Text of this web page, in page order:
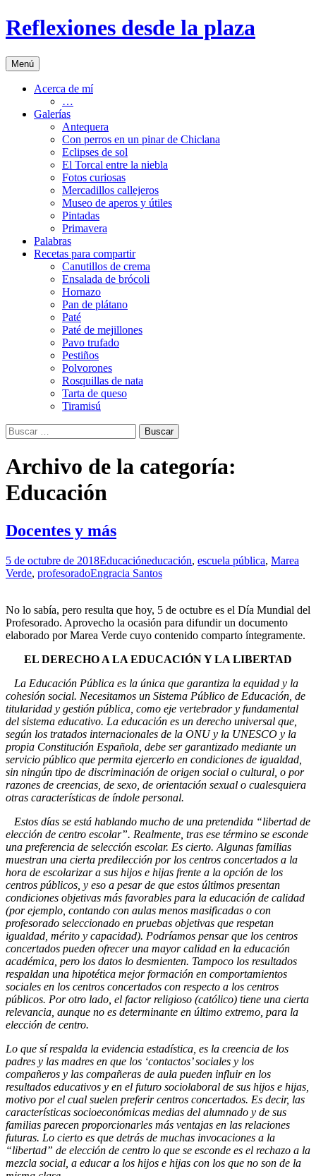
Saltar
al
Reflexiones desde la plaza
Menú
Acerca de mí
…
Galerías
Antequera
Con perros en un pinar de Chiclana
Eclipses de sol
El Torcal entre la niebla
Fotos curiosas
Mercadillos callejeros
Museo de aperos y útiles
Pintadas
Primavera
Palabras
Recetas para compartir
Canutillos de crema
Ensalada de brócoli
Hornazo
Pan de plátano
Paté
Paté de mejillones
Pavo trufado
Pestiños
Polvorones
Rosquillas de nata
Tarta de queso
Tiramisú
Buscar:
Archivo de la categoría:
Educación
Docentes y más
5 de octubre de 2018Educacióneducación, escuela pública, Marea
Verde, profesoradoEngracia Santos
No lo sabía, pero resulta que hoy, 5 de octubre es el Día Mundial del
Profesorado. Aprovecho la ocasión para difundir un documento
elaborado por Marea Verde cuyo contenido comparto íntegramente.
EL DERECHO A LA EDUCACIÓN Y LA LIBERTAD
La Educación Pública es la única que garantiza la equidad y la
cohesión social. Necesitamos un Sistema Público de Educación, de
titularidad y gestión pública, como eje vertebrador y fundamental
del sistema educativo. La educación es un derecho universal que,
según los tratados internacionales de la ONU y la UNESCO y la
propia Constitución Española, debe ser garantizado mediante un
servicio público que permita ejercerlo en condiciones de igualdad,
sin ningún tipo de discriminación de origen social o cultural, o por
razones de creencias, de sexo, de orientación sexual o cualesquiera
otras características de índole personal.
Estos días se está hablando mucho de una pretendida “libertad de
elección de centro escolar”. Realmente, tras ese término se esconde
una preferencia de selección escolar. Es cierto. Algunas familias
muestran una cierta predilección por los centros concertados a la
hora de escolarizar a sus hijos e hijas frente a la opción de los
centros públicos, y eso a pesar de que estos últimos presentan
condiciones objetivas más favorables para la educación de calidad
(por ejemplo, contando con aulas menos masificadas o con
profesorado seleccionado en pruebas objetivas que respetan
igualdad, mérito y capacidad). Podríamos pensar que los centros
concertados pueden ofrecer una mayor calidad en la educación
académica, pero los datos lo desmienten. Tampoco los resultados
respaldan una hipotética mejor formación en comportamientos
sociales en los centros concertados con respecto a los centros
públicos. Por otro lado, el factor religioso (católico) tiene una cierta
relevancia, aunque no es determinante en último extremo, para la
elección de centro.
Lo que sí respalda la evidencia estadística, es la creencia de los
padres y las madres en que los ‘contactos’ sociales y los
compañeros y las compañeras de aula pueden influir en los
resultados educativos y en el futuro sociolaboral de sus hijos e hijas,
motivo por el cual suelen preferir centros concertados. Es decir, las
características socioeconómicas medias del alumnado y de sus
familias parecen proporcionarles más ventajas en las relaciones
futuras. Lo cierto es que detrás de muchas invocaciones a la
“libertad” de elección de centro lo que se esconde es el rechazo a la
mezcla social, a educar a los hijos e hijas con los que no son de la